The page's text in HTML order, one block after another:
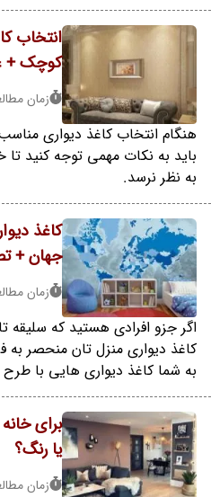
انتخاب
کوچک
زمان مطالعه :
هنگام انتخاب کاغذ دیواری
باید به نکات مهمی توجه کنید
به نظر نرسد.
کاغذ
جهان +
زمان مطالعه :
اگر جزو افرادی هستید که
کاغذ دیواری منزل تان منحصر به
به شما کاغذ دیواری هایی با
برای
یا رنگ؟
زمان مطالعه :